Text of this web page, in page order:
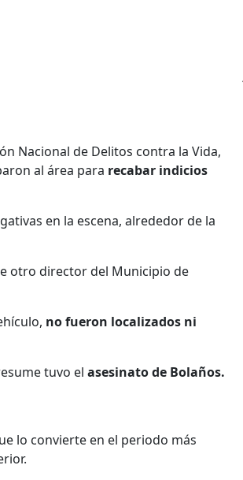
Nacional de Delitos contra la Vida,
al área para recabar indicios
en la escena, alrededor de la
otro director del Municipio de
no fueron localizados ni
tuvo el asesinato de Bolaños.
lo convierte en el periodo más